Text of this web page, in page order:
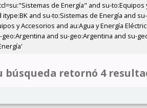
de Energía" and su-to:Equipos
and su-to:Sistemas de Energía and
y Accesorios and au:Agua y Energía
and su-geo:Argentina and su-
búsqueda retornó 4